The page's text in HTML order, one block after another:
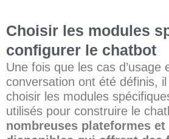
Choisir les modules
configurer le chatbot
Une fois que les cas d’usage
conversation ont été définis,
choisir les modules
utilisés pour construire le
nombreuses plateformes